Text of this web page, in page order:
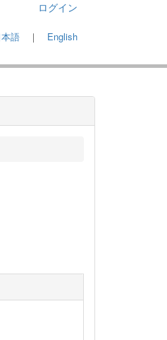
ログイン
本語 ｜ English